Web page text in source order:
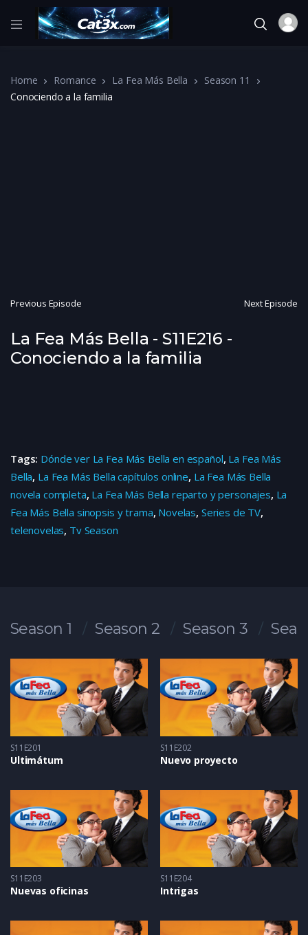
Home Romance La Fea Más Bella
Season 11
Conociendo a la familia
Previous Episode Next Episode
La Fea Más Bella - S11E216 -
Conociendo a la familia
Tags: Dónde ver La Fea Más Bella en español, La Fea Más
Bella, La Fea Más Bella capítulos online, La Fea Más Bella
novela completa, La Fea Más Bella reparto y personajes, La
Fea Más Bella sinopsis y trama, Novelas, Series de TV,
telenovelas, Tv Season
Season 1 Season 2 Season 3
S11E201
Ultimátum
S11E202
Nuevo proyecto
S11E203
Nuevas oficinas
S11E204
Intrigas